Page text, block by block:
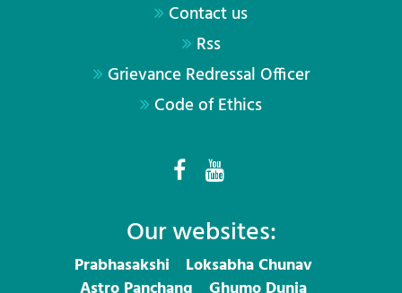
Contact us
Rss
Grievance Redressal Officer
Code of Ethics
Our websites:
Prabhasakshi
Loksabha Chunav